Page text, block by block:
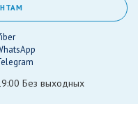
Без выходных